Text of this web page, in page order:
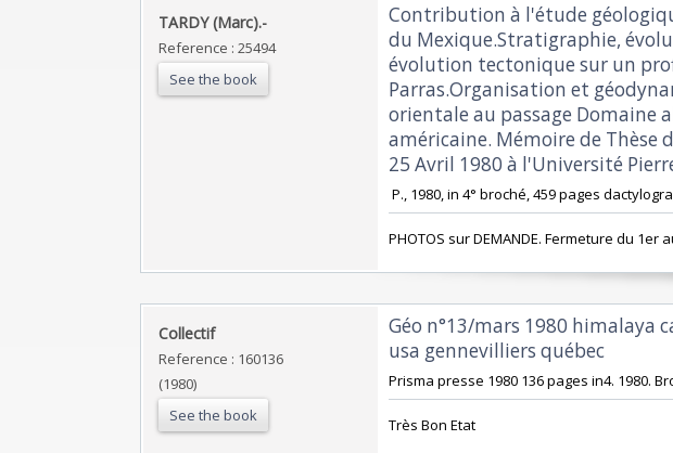
‎TARDY (Marc).-‎
Reference : 25494
See the book
‎Contribution à l'étude
du Mexique.Stratigraphie,
évolution tectonique sur un
Parras.Organisation et
orientale au passage Domaine
américaine. Mémoire de Thèse
25 Avril 1980 à l'Université
P., 1980, in 4° broché, 459 pages
‎PHOTOS sur DEMANDE. Fermeture du 1er
‎Collectif‎
Reference : 160136
(1980)
See the book
‎Géo n°13/mars 1980 himalaya
usa gennevilliers québec‎
‎Prisma presse 1980 136 pages in4. 1980.
‎Très Bon Etat‎